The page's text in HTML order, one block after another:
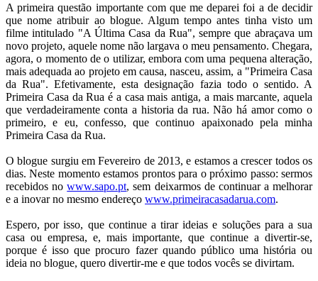
A primeira questão importante com que me deparei foi a de decidir
que nome atribuir ao blogue. Algum tempo antes tinha visto um
filme intitulado "A Última Casa da Rua", sempre que abraçava um
novo projeto, aquele nome não largava o meu pensamento. Chegara,
agora, o momento de o utilizar, embora com uma pequena alteração,
mais adequada ao projeto em causa, nasceu, assim, a "Primeira Casa
da Rua". Efetivamente, esta designação fazia todo o sentido. A
Primeira Casa da Rua é a casa mais antiga, a mais marcante, aquela
que verdadeiramente conta a historia da rua. Não há amor como o
primeiro, e eu, confesso, que continuo apaixonado pela minha
Primeira Casa da Rua.
O blogue surgiu em Fevereiro de 2013, e estamos a crescer todos os
dias. Neste momento estamos prontos para o próximo passo: sermos
recebidos nowww.sapo.pt, sem deixarmos de continuar a melhorar
e a inovar no mesmo endereço www.primeiracasadarua.com.
Espero, por isso, que continue a tirar ideias e soluções para a sua
casa ou empresa, e, mais importante, que continue a divertir-se,
porque é isso que procuro fazer quando público uma história ou
ideia no blogue, quero divertir-me e que todos vocês se divirtam.